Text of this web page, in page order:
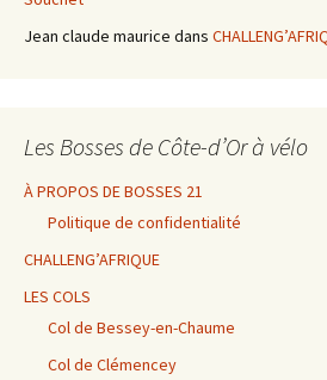
Jean claude maurice dans
Les Bosses de Côte-d’Or à vélo
À PROPOS DE BOSSES 21
Politique de confidentialité
CHALLENG’AFRIQUE
LES COLS
Col de Bessey-en-Chaume
Col de Clémencey